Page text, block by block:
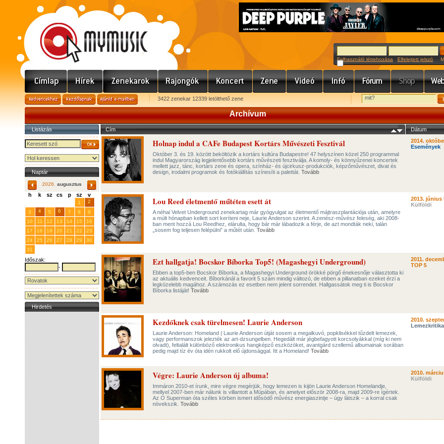
Felhasználó létrehozása Elfelejtett jelszó
3422 zenekar 12339 letölthető zene
Archívum
Listázás
Naptár
2026. augusztus
h k sz cs p sz v
1
2
3
4 5 6 7 8
9
10
11 12 13 14 15
16
17
18 19 20 21 22
23
24
25 26 27 28 29
30
31
Időszak:
-
Hirdetés
Cím Dátum
Holnap indul a CAFe Budapest Kortárs Művészeti Fesztivál
Október 3. és 19. között beköltözik a kortárs kultúra Budapestre! 47 helyszínen közel 250 programmal
indul Magyarország legjelentősebb kortárs művészeti fesztiválja. A komoly- és könnyűzenei koncertek
mellett jazz, tánc, kortárs zene és opera, színház- és újcirkusz-produkciók, képzőművészet, divat és
design, irodalmi programok és fotókiállítás színesíti a palettát. Tovább
2014.
Események
Lou Reed életmentő műtéten esett át
A néhai Velvet Underground zenekartag már gyógyulgat az életmentő májtraszplantációja után, amelyre
a múlt hónapban kellett sort keríteni neje, Laurie Anderson szerint. A zenész-művész feleség, aki 2008-
ban ment hozzá Lou Reedhez, elárulta, hogy bár már lábadozik a férje, de azt mondták neki, talán
„sosem fog teljesen felépülni” a műtét után. Tovább
2013. június
Külföldi
Ezt hallgatja! Bocskor Bíborka Top5! (Magashegyi Underground)
Ebben a top5-ben Bocskor Bíborka, a Magashegyi Underground örökké pörgő énekesnője választotta ki
az aktuális kedvenceit. Bíborkánál a favorit 5 szám mindig változó, de ebben a pillanatban ezeket érzi a
legközelebb magához. A számozás ez esetben nem jelent sorrendet. Hallgassátok meg ti is Bocskor
Bíborka listáját! Tovább
2011.
TOP 5
Kezdőknek csak türelmesen! Laurie Anderson
Laurie Anderson: Homeland | Laurie Anderson útját sosem a megalkuvó, popklisékkel tűzdelt lemezek,
vagy performanszok jelezték az art-dzsungelben. Hegedált már jégbefagyott korcsolyákkal (míg ki nem
olvadt), feltalált különböző elektronikus hangképző eszközöket, avantgárd szellemű albumainak sorában
pedig majd tíz év óta idén rukkolt elő újdonsággal. Itt a Homeland! Tovább
2010.
Lemezkritika
Végre: Laurie Anderson új albuma!
Immáron 2010-et írunk, mire végre megérjük, hogy lemezen is kijön Laurie Anderson Homelandje,
mellyel 2007-ben már nálunk is villantott a Müpában, és amelyet először 2008-ra, majd 2009-re ígértek.
Az O Superman óta széles körben ismert idősödő művész energiaszintje – úgy látszik – a korral csak
növekszik. Tovább
2010.
Külföldi